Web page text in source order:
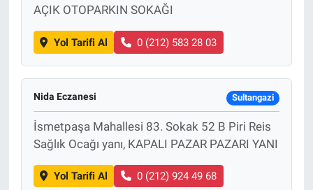
AÇIK OTOPARKIN SOKAĞI
Yol Tarifi Al 0 (212) 583 28 03
Nida Eczanesi Sultangazi
İsmetpaşa Mahallesi 83. Sokak 52 B Piri Reis
Sağlık Ocağı yanı, KAPALI PAZAR PAZARI YANI
Yol Tarifi Al 0 (212) 924 49 68